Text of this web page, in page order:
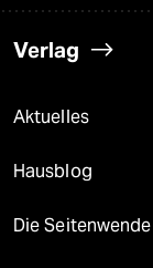
Verlag
Aktuelles
Hausblog
Die Seitenwende